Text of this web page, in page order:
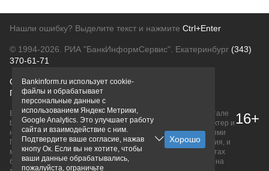
Нашли ошибку? Выделите текст и нажмите Ctrl+Enter
© 1994-2026. РИА "БанкИнформСервис". Екатеринбург (343)
370-61-71
О проектеПолитика конфиденциальности
Правовая информацияДля рекламодателей
Вся информация о продуктах банков, размещенная на портале
bankinform.ru, носит исключительно ознакомительный характер и
не является публичной офертой, определяемой положениями
ГК РФ. Информация не содержит точного и полного описания, и
может быть изменена. Конечные условия уточняйте на сайтах
банков или при личном обращении. Исключительное право на
16+
Bankinform.ru использует cookie-
файлы и обрабатывает
персональные данные с
использованием Яндекс Метрики,
Google Analytics. Это улучшает работу
сайта и взаимодействие с ним.
Подтвердите ваше согласие, нажав
кнопу Ок. Если вы не хотите, чтобы
ваши данные обрабатывались,
пожалуйста, ограничьте